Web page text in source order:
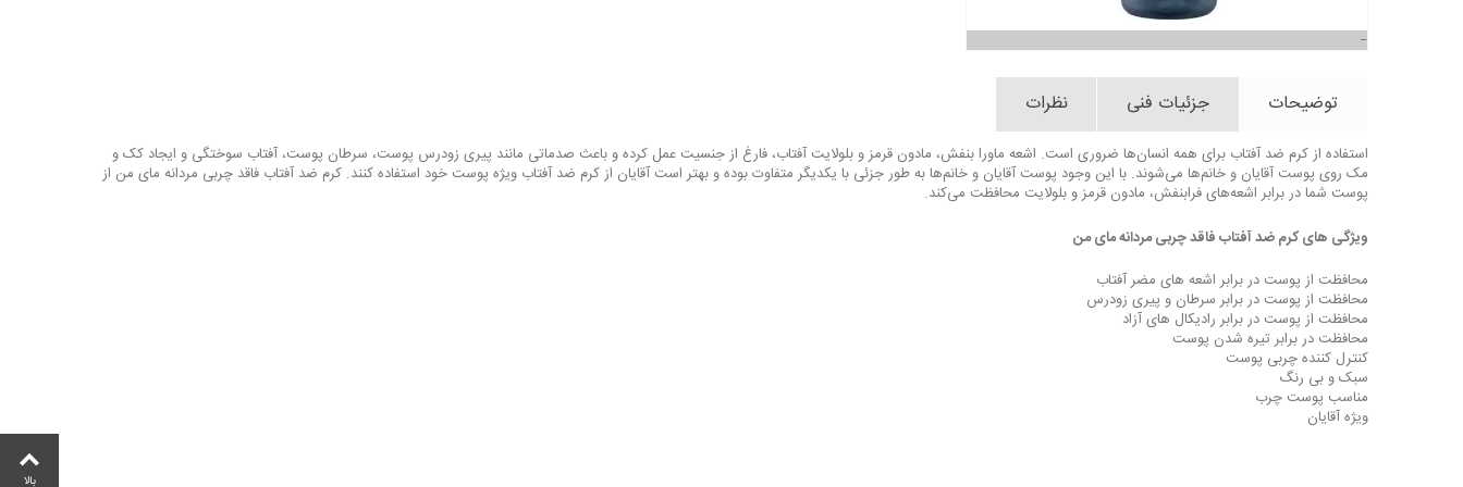
توضیحات جزئیات فنی نظرات
استفاده از کرم ضد آفتاب برای همه انسان‌ها ضروری است. اشعه ماورا بنفش، مادون قرمز و بلولایت آفتاب، فارغ از جنسیت عمل کرده و باعث صدماتی مانند پیری زودرس پوست، سرطان پوست، آفتاب سوختگی و ایجاد کک و
مک روی پوست آقایان و خانم‌ها می‌شوند. با این وجود پوست آقایان و خانم‌ها به طور جزئی با یکدیگر متفاوت بوده و بهتر است آقایان از کرم ضد آفتاب ویژه پوست خود استفاده کنند. کرم ضد آفتاب فاقد چربی مردانه مای من از
پوست شما در برابر اشعه‌های فرابنفش، مادون قرمز و بلولایت محافظت می‌کند.
ویژگی‌ های کرم ضد آفتاب فاقد چربی مردانه مای من
محافظت از پوست در برابر اشعه های مضر آفتاب
محافظت از پوست در برابر سرطان و پیری زودرس
محافظت از پوست در برابر رادیکال های آزاد
محافظت در برابر تیره شدن پوست
کنترل کننده چربی پوست
سبک و بی رنگ
مناسب پوست چرب
ویژه آقایان
بالا